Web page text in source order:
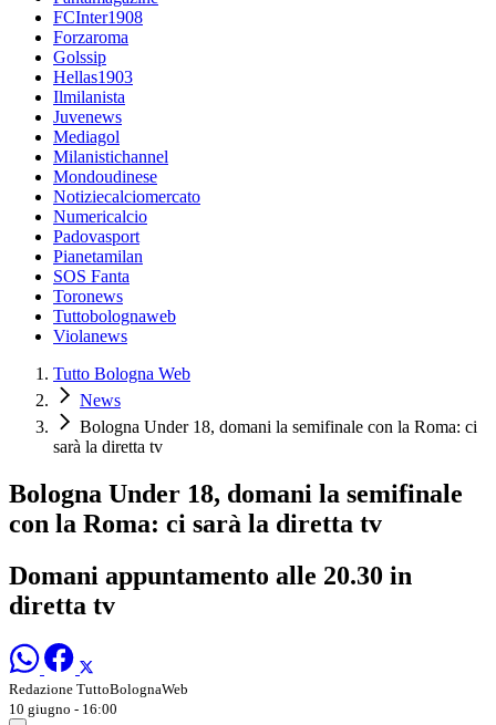
FCInter1908
Forzaroma
Golssip
Hellas1903
Ilmilanista
Juvenews
Mediagol
Milanistichannel
Mondoudinese
Notiziecalciomercato
Numericalcio
Padovasport
Pianetamilan
SOS Fanta
Toronews
Tuttobolognaweb
Violanews
Tutto Bologna Web
News
Bologna Under 18, domani la semifinale con la Roma: ci
sarà la diretta tv
Bologna Under 18, domani la semifinale
con la Roma: ci sarà la diretta tv
Domani appuntamento alle 20.30 in
diretta tv
Redazione TuttoBolognaWeb
10 giugno - 16:00